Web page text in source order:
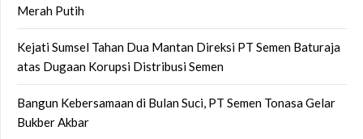
Merah Putih
Kejati Sumsel Tahan Dua Mantan Direksi PT Semen Baturaja
atas Dugaan Korupsi Distribusi Semen
Bangun Kebersamaan di Bulan Suci, PT Semen Tonasa Gelar
Bukber Akbar